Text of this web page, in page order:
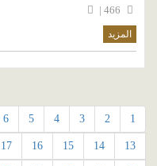
المزيد
1
2
3
4
5
6
13
14
15
16
17